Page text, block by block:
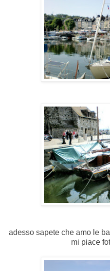
adesso sapete che amo le
mi piace